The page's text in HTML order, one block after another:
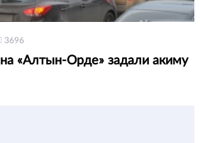
3696
на «Алтын-Орде» задали акиму